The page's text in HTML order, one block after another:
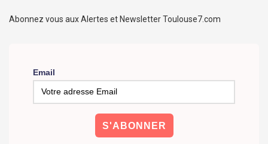
Abonnez vous aux Alertes et Newsletter Toulouse7.com
Email